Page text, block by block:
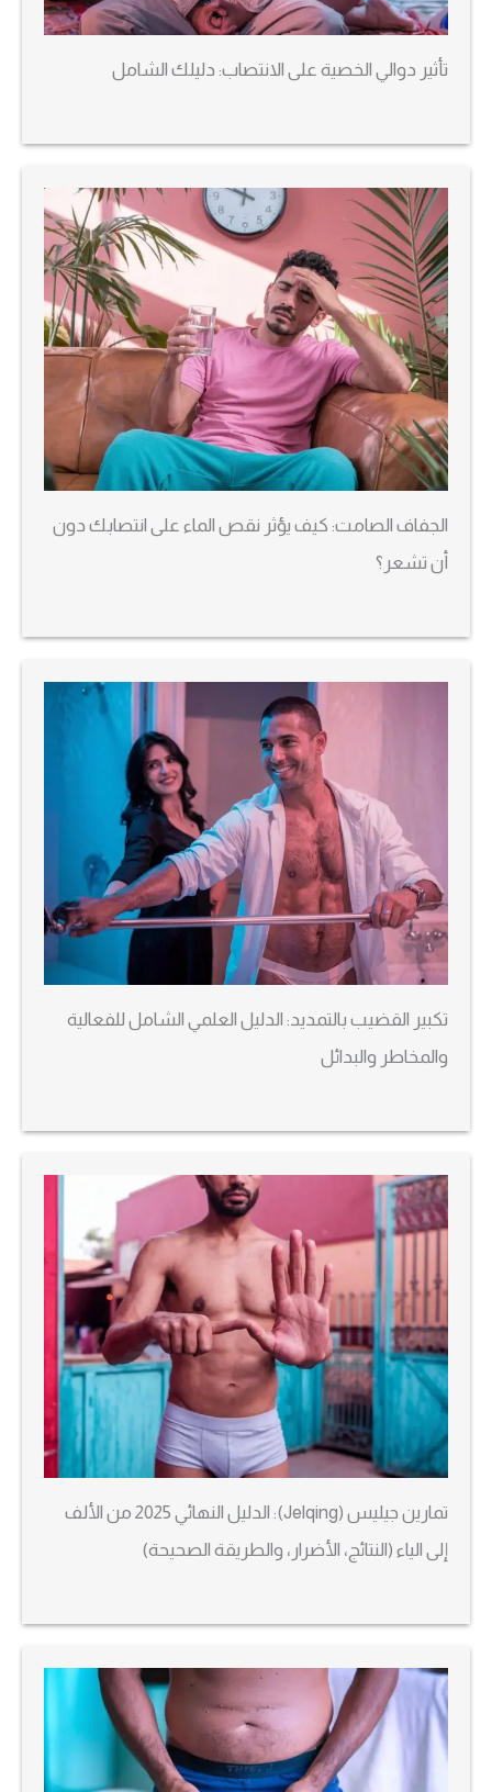
تأثير دوالي الخصية على الانتصاب: دليلك الشامل
الجفاف الصامت: كيف يؤثر نقص الماء على انتصابك دون
أن تشعر؟
تكبير القضيب بالتمديد: الدليل العلمي الشامل للفعالية
والمخاطر والبدائل
تمارين جيليس (Jelqing): الدليل النهائي 2025 من الألف
إلى الياء (النتائج، الأضرار، والطريقة الصحيحة)